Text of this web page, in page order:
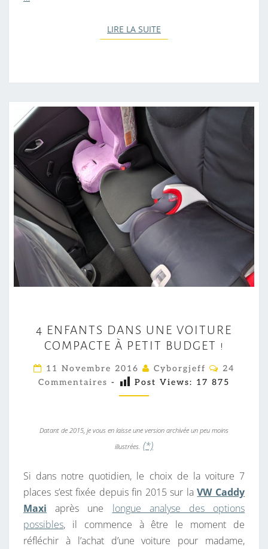
LIRE LA SUITE
E
N
F
A
N
S
D
N
S
U
N
4 ENFANTS DANS UNE VOITURE
COMPACTE À PETIT BUDGET !
11 Novembre 2016 Cyborgjeff
C
M
A
24
Commentaires - Post Views: 17 875
Datant de 2015, je vous en laisse une version archivée un peu moins
illustrées. (*)
Si dans notre quotidien, le choix de la voiture 7
places s’est fixée depuis fin 2015 sur laVW Caddy
Maxi après une longue analyse des options
possibles, il commence à être le moment de
réfléchir à l’achat d’une voiture pour madame,